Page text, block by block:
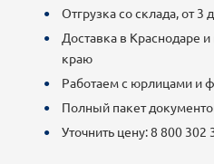
Отгрузка со склада, от 3
Доставка в Краснодаре
краю
Работаем с юрлицами и
Полный пакет
Уточнить цену: 8 800 302